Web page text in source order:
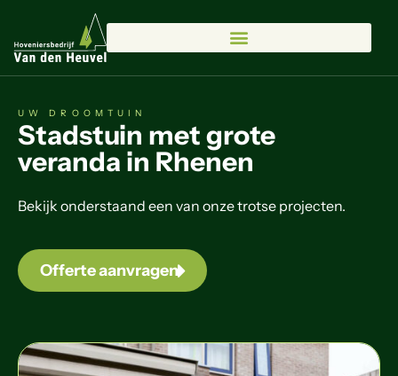
UW DROOMTUIN
Stadstuin met grote
veranda in Rhenen
Bekijk onderstaand een van onze trotse projecten.
Offerte aanvragen